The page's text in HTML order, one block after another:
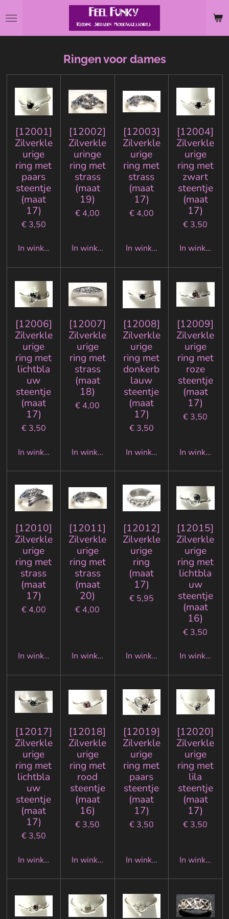
direct
naar
Ringen voor dames
[12001]
Zilverkle
urige
ring met
paars
steentje
(maat
17)
€ 3,50
In winkelwagen
[12002]
Zilverkle
uringe
ring met
strass
(maat
19)
€ 4,00
In winkelwagen
[12003]
Zilverkle
urige
ring met
strass
(maat
17)
€ 4,00
In winkelwagen
[12004]
Zilverkle
urige
ring met
zwart
steentje
(maat
17)
€ 3,50
In
[12006]
Zilverkle
urige
ring met
lichtbla
uw
steentje
(maat
17)
€ 3,50
In winkelwagen
[12007]
Zilverkle
urige
ring met
strass
(maat
18)
€ 4,00
In winkelwagen
[12008]
Zilverkle
urige
ring met
donkerb
lauw
steentje
(maat
17)
€ 3,50
In winkelwagen
[12009]
Zilverkle
urige
ring met
roze
steentje
(maat
17)
€ 3,50
In
[12010]
Zilverkle
urige
ring met
strass
(maat
17)
€ 4,00
In winkelwagen
[12011]
Zilverkle
urige
ring met
strass
(maat
20)
€ 4,00
In winkelwagen
[12012]
Zilverkle
urige
ring
(maat
17)
€ 5,95
In winkelwagen
[12015]
Zilverkle
urige
ring met
lichtbla
uw
steentje
(maat
16)
€ 3,50
In
[12017]
Zilverkle
urige
ring met
lichtbla
uw
steentje
(maat
17)
€ 3,50
In winkelwagen
[12018]
Zilverkle
urige
ring met
rood
steentje
(maat
16)
€ 3,50
In winkelwagen
[12019]
Zilverkle
urige
ring met
paars
steentje
(maat
17)
€ 3,50
In winkelwagen
[12020]
Zilverkle
urige
ring met
lila
steentje
(maat
17)
€ 3,50
In